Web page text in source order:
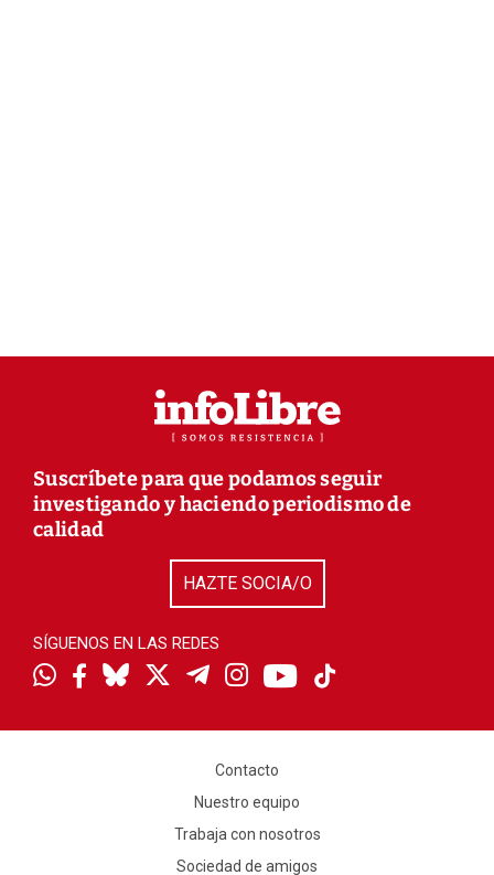
Suscríbete para que podamos seguir
investigando y haciendo periodismo de
calidad
HAZTE SOCIA/O
SÍGUENOS EN LAS REDES
Contacto
Nuestro equipo
Trabaja con nosotros
Sociedad de amigos